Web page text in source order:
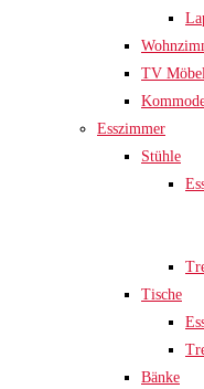
TV
Esszimmer
Stühle
Tische
Bänke